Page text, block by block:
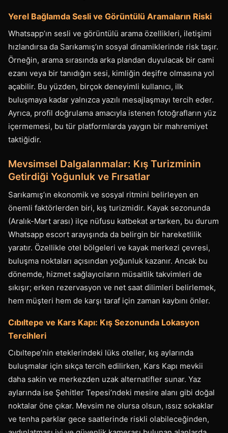
Yerel Bağlamda Sesli ve Görüntülü Aramaların Riski
Whatsapp’ın sesli ve görüntülü arama özellikleri, iletişimi
hızlandırsa da Sarıkamış’ın sosyal dinamiklerinde risk taşır.
Örneğin, arama sırasında arka plandan duyulacak bir cami
ezanı veya bir tanıdığın sesi, kimliğin deşifre olmasına yol
açabilir. Bu yüzden, birçok deneyimli kullanıcı, ilk
buluşmaya kadar yalnızca yazılı mesajlaşmayı tercih eder.
Ayrıca, profil doğrulama amacıyla istenen fotoğrafların yüz
içermemesi, bu tür platformlarda yaygın bir mahremiyet
taktiğidir.
Mevsimsel Dalgalanmalar: Kış Turizminin
Getirdiği Yoğunluk ve Fırsatlar
Sarıkamış’ın ekonomik ve sosyal ritmini belirleyen en
önemli faktörlerden biri, kış turizmidir. Kayak sezonunda
(Aralık-Mart arası) ilçe nüfusu katbekat artarken, bu durum
Whatsapp escort arayışında da belirgin bir hareketlilik
yaratır. Özellikle otel bölgeleri ve kayak merkezi çevresi,
buluşma noktaları açısından yoğunluk kazanır. Ancak bu
dönemde, hizmet sağlayıcıların müsaitlik takvimleri de
sıkışır; erken rezervasyon ve net saat dilimleri belirlemek,
hem müşteri hem de karşı taraf için zaman kaybını önler.
Cıbıltepe ve Kars Kapı: Kış Sezonunda Lokasyon
Tercihleri
Cıbıltepe’nin eteklerindeki lüks oteller, kış aylarında
buluşmalar için sıkça tercih edilirken, Kars Kapı mevkii
daha sakin ve merkezden uzak alternatifler sunar. Yaz
aylarında ise Şehitler Tepesi’ndeki mesire alanı gibi doğal
noktalar öne çıkar. Mevsim ne olursa olsun, ıssız sokaklar
ve tenha parklar gece saatlerinde riskli olabileceğinden,